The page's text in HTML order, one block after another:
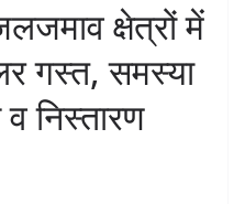
क्षेत्रों में
गस्त, समस्या
व निस्तारण